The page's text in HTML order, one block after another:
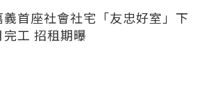
義首座社會社宅「友忠好室」下
完工 招租期曝